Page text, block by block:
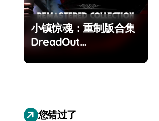
小镇惊魂：重制版合集
DreadOut
Remastered
您错过了